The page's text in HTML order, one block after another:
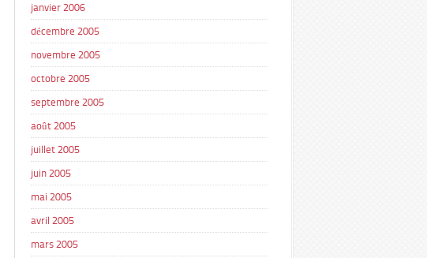
janvier 2006
décembre 2005
novembre 2005
octobre 2005
septembre 2005
août 2005
juillet 2005
juin 2005
mai 2005
avril 2005
mars 2005